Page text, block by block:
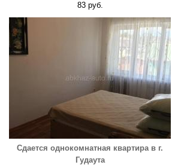
83 руб.
Сдается однокомнатная квартира в г.
Гудаута